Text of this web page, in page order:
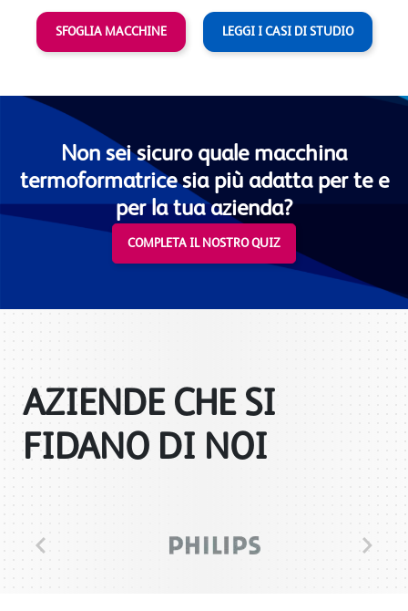
SFOGLIA MACCHINE LEGGI I CASI DI STUDIO
Non sei sicuro quale macchina
termoformatrice sia più adatta per te e
per la tua azienda?
COMPLETA IL NOSTRO QUIZ
AZIENDE CHE SI
FIDANO DI NOI
Previous Next